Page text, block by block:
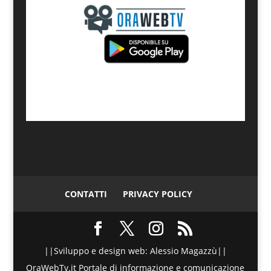
CONTATTI PRIVACY POLICY
||Sviluppo e design web: Alessio Magazzù||
OraWebTv.it Portale di informazione e comunicazione